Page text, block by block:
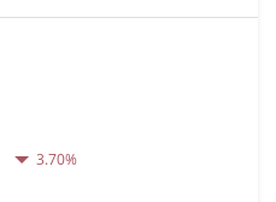
3.70%